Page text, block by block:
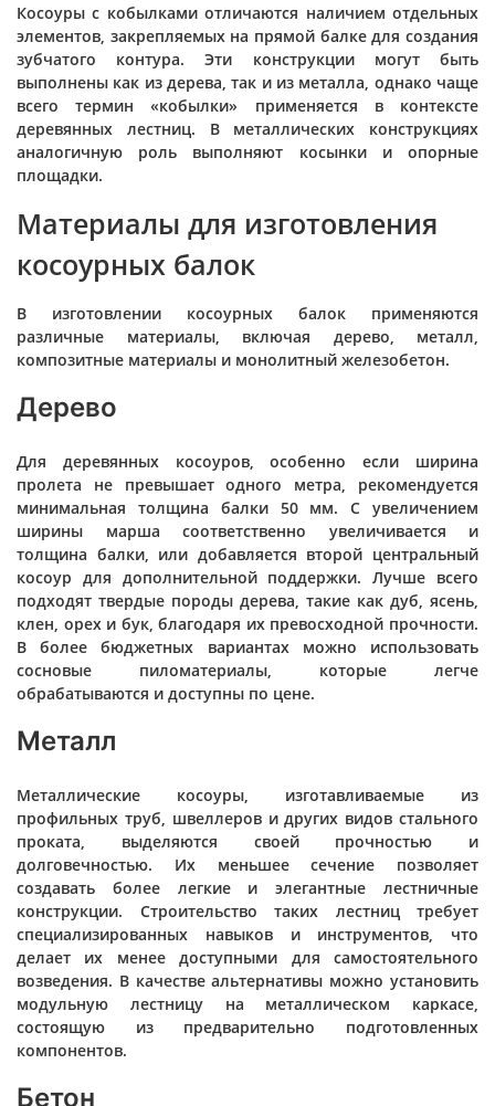
Косоуры с кобылками отличаются наличием отдельных
элементов, закрепляемых на прямой балке для создания
зубчатого контура. Эти конструкции могут быть
выполнены как из дерева, так и из металла, однако чаще
всего термин «кобылки» применяется в контексте
деревянных лестниц. В металлических конструкциях
аналогичную роль выполняют косынки и опорные
площадки.
Материалы для изготовления
косоурных балок
В изготовлении косоурных балок применяются
различные материалы, включая дерево, металл,
композитные материалы и монолитный железобетон.
Дерево
Для деревянных косоуров, особенно если ширина
пролета не превышает одного метра, рекомендуется
минимальная толщина балки 50 мм. С увеличением
ширины марша соответственно увеличивается и
толщина балки, или добавляется второй центральный
косоур для дополнительной поддержки. Лучше всего
подходят твердые породы дерева, такие как дуб, ясень,
клен, орех и бук, благодаря их превосходной прочности.
В более бюджетных вариантах можно использовать
сосновые пиломатериалы, которые легче
обрабатываются и доступны по цене.
Металл
Металлические косоуры, изготавливаемые из
профильных труб, швеллеров и других видов стального
проката, выделяются своей прочностью и
долговечностью. Их меньшее сечение позволяет
создавать более легкие и элегантные лестничные
конструкции. Строительство таких лестниц требует
специализированных навыков и инструментов, что
делает их менее доступными для самостоятельного
возведения. В качестве альтернативы можно установить
модульную лестницу на металлическом каркасе,
состоящую из предварительно подготовленных
компонентов.
Бетон